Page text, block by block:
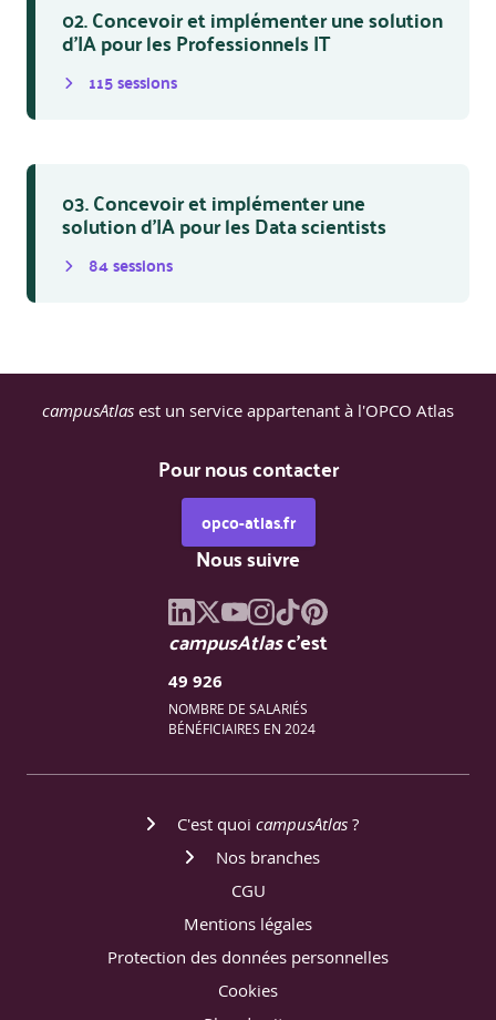
02. Concevoir et implémenter une solution
d’IA pour les Professionnels IT
115sessions
03. Concevoir et implémenter une
solution d’IA pour les Data scientists
84sessions
campusAtlas est un service appartenant à l'OPCO Atlas
Pour nous contacter
opco-atlas.fr
Nous suivre
campusAtlasc'est
49 926
NOMBRE DE SALARIÉS
BÉNÉFICIAIRES EN 2024
C'est quoi campusAtlas ?
Nos branches
CGU
Mentions légales
Protection des données personnelles
Cookies